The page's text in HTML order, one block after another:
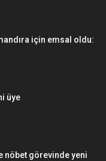
için emsal oldu:
üye
nöbet görevinde yeni